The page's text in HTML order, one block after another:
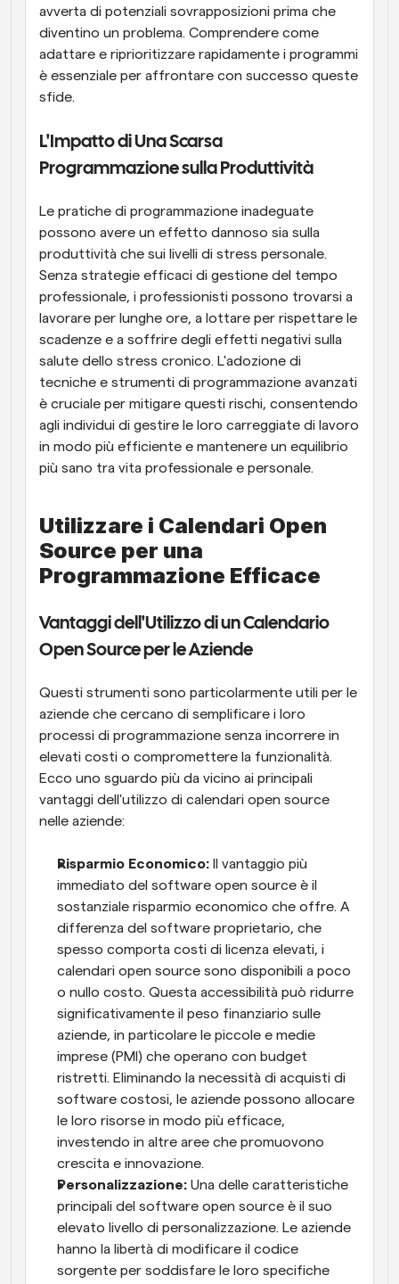
avverta di potenziali sovrapposizioni prima che
diventino un problema. Comprendere come
adattare e riprioritizzare rapidamente i programmi
è essenziale per affrontare con successo queste
sfide.
L'Impatto di Una Scarsa
Programmazione sulla Produttività
Le pratiche di programmazione inadeguate
possono avere un effetto dannoso sia sulla
produttività che sui livelli di stress personale.
Senza strategie efficaci di gestione del tempo
professionale, i professionisti possono trovarsi a
lavorare per lunghe ore, a lottare per rispettare le
scadenze e a soffrire degli effetti negativi sulla
salute dello stress cronico. L'adozione di
tecniche e strumenti di programmazione avanzati
è cruciale per mitigare questi rischi, consentendo
agli individui di gestire le loro carreggiate di lavoro
in modo più efficiente e mantenere un equilibrio
più sano tra vita professionale e personale.
Utilizzare i Calendari Open
Source per una
Programmazione Efficace
Vantaggi dell'Utilizzo di un Calendario
Open Source per le Aziende
Questi strumenti sono particolarmente utili per le
aziende che cercano di semplificare i loro
processi di programmazione senza incorrere in
elevati costi o compromettere la funzionalità.
Ecco uno sguardo più da vicino ai principali
vantaggi dell'utilizzo di calendari open source
nelle aziende:
Risparmio Economico: Il vantaggio più
immediato del software open source è il
sostanziale risparmio economico che offre. A
differenza del software proprietario, che
spesso comporta costi di licenza elevati, i
calendari open source sono disponibili a poco
o nullo costo. Questa accessibilità può ridurre
significativamente il peso finanziario sulle
aziende, in particolare le piccole e medie
imprese (PMI) che operano con budget
ristretti. Eliminando la necessità di acquisti di
software costosi, le aziende possono allocare
le loro risorse in modo più efficace,
investendo in altre aree che promuovono
crescita e innovazione.
Personalizzazione: Una delle caratteristiche
principali del software open source è il suo
elevato livello di personalizzazione. Le aziende
hanno la libertà di modificare il codice
sorgente per soddisfare le loro specifiche